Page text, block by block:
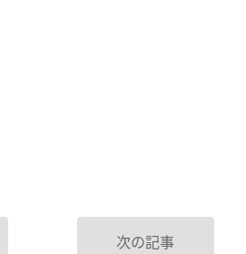
次の記事